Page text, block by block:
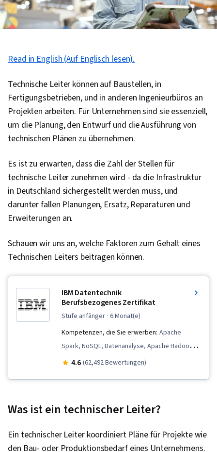
Read in English (Auf Englisch lesen).
Technische Leiter können auf Baustellen, in
Fertigungsbetrieben, und in anderen Ingenieurbüros an
Projekten arbeiten. Für Unternehmen sind sie essenziell,
um die Planung, den Entwurf und die Ausführung von
technischen Plänen zu übernehmen.
Es ist zu erwarten, dass die Zahl der Stellen für
technische Leiter zunehmen wird - da die Infrastruktur
in Deutschland sichergestellt werden muss, und
darunter fallen Planungen, Ersatz, Reparaturen und
Erweiterungen an.
Schauen wir uns an, welche Faktoren zum Gehalt eines
Technischen Leiters beitragen können.
IBM Datentechnik
Berufsbezogenes Zertifikat
stufe anfänger · 6 Monat(e)
Kompetenzen, die Sie erwerben: Apache
Spark, NoSQL, Datenanalyse, Apache Hadoop,
SQL, Datenbank-Design, Datenbank-Verwaltung,
Pipelines, Data Warehousing, Extrahieren,
4.6 (62,492 Bewertungen)
Was ist ein technischer Leiter?
Ein technischer Leiter koordiniert Pläne für Projekte wie
den Bau- oder Produktionsbedarf eines Unternehmens.